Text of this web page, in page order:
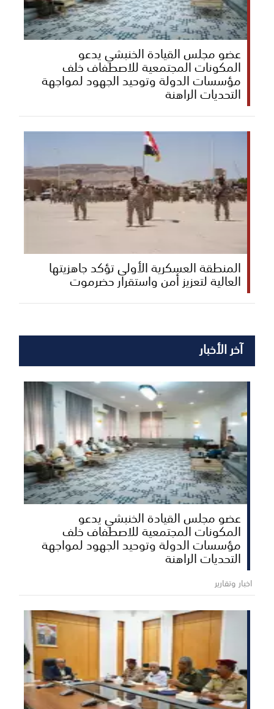
عضو مجلس القيادة الخنبشي يدعو
المكونات المجتمعية للاصطفاف خلف
مؤسسات الدولة وتوحيد الجهود لمواجهة
التحديات الراهنة
المنطقة العسكرية الأولى تؤكد جاهزيتها
العالية لتعزيز أمن واستقرار حضرموت
آخر الأخبار
عضو مجلس القيادة الخنبشي يدعو
المكونات المجتمعية للاصطفاف خلف
مؤسسات الدولة وتوحيد الجهود لمواجهة
التحديات الراهنة
اخبار وتقارير